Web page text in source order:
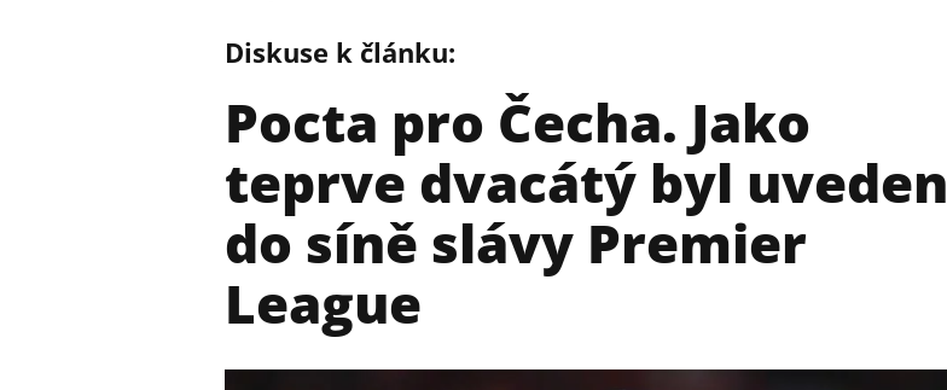
Diskuse k článku:
Pocta pro Čecha. Jako
teprve dvacátý byl uveden
do síně slávy Premier
League